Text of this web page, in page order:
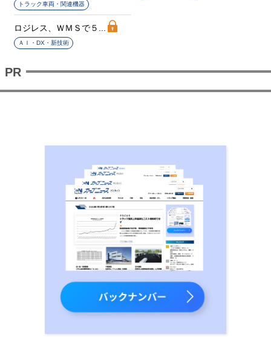
トラック車両・関連機器
ロジレス、ＷＭＳで５...
ＡＩ・DX・新技術